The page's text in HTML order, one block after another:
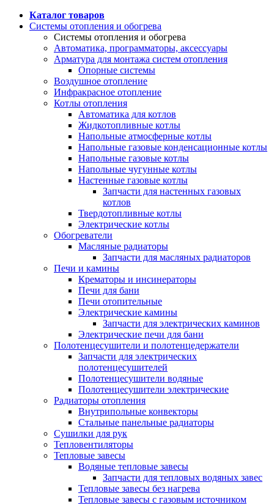
Каталог товаров
Системы отопления и обогрева
Системы отопления и обогрева
Автоматика, программаторы, аксессуары
Арматура для монтажа систем отопления
Опорные системы
Воздушное отопление
Инфракрасное отопление
Котлы отопления
Автоматика для котлов
Жидкотопливные котлы
Напольные атмосферные котлы
Напольные газовые конденсационные котлы
Напольные газовые котлы
Напольные чугунные котлы
Настенные газовые котлы
Запчасти для настенных газовых
котлов
Твердотопливные котлы
Электрические котлы
Обогреватели
Масляные радиаторы
Запчасти для масляных радиаторов
Печи и камины
Крематоры и инсинераторы
Печи для бани
Печи отопительные
Электрические камины
Запчасти для электрических каминов
Электрические печи для бани
Полотенцесушители и полотенцедержатели
Запчасти для электрических
полотенцесушителей
Полотенцесушители водяные
Полотенцесушители электрические
Радиаторы отопления
Внутрипольные конвекторы
Стальные панельные радиаторы
Сушилки для рук
Тепловентиляторы
Тепловые завесы
Водяные тепловые завесы
Запчасти для тепловых водяных завес
Тепловые завесы без нагрева
Тепловые завесы с газовым источником